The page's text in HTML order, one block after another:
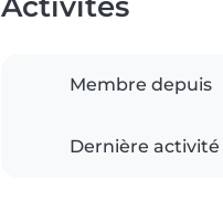
Membre depuis
Dernière activité